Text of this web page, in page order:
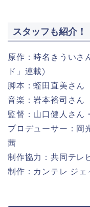
スタッフも紹介！
原作：時名きういさ
ド」連載)
脚本：蛭田直美 さん
音楽：岩本裕司さん
監督：山口健人さん
プロデューサー：岡
茜
制作協力：共同テレ
制作：カンテレ ジェ